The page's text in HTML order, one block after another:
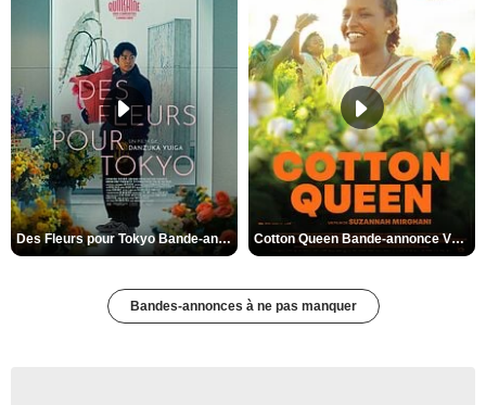
Des Fleurs pour Tokyo Bande-annonce VO STFR Cotton Queen Bande-annonce VO STFR
Bandes-annonces à ne pas manquer